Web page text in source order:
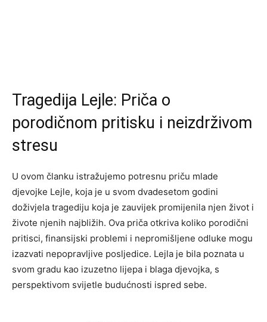
Tragedija Lejle: Priča o
porodičnom pritisku i neizdrživom
stresu
U ovom članku istražujemo potresnu priču mlade
djevojke Lejle, koja je u svom dvadesetom godini
doživjela tragediju koja je zauvijek promijenila njen život i
živote njenih najbližih. Ova priča otkriva koliko porodični
pritisci, finansijski problemi i nepromišljene odluke mogu
izazvati nepopravljive posljedice. Lejla je bila poznata u
svom gradu kao izuzetno lijepa i blaga djevojka, s
perspektivom svijetle budućnosti ispred sebe.